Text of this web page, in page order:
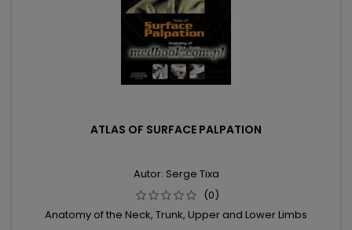
ATLAS OF SURFACE PALPATION
Autor: Serge Tixa
(0)
Anatomy of the Neck, Trunk, Upper and Lower Limbs